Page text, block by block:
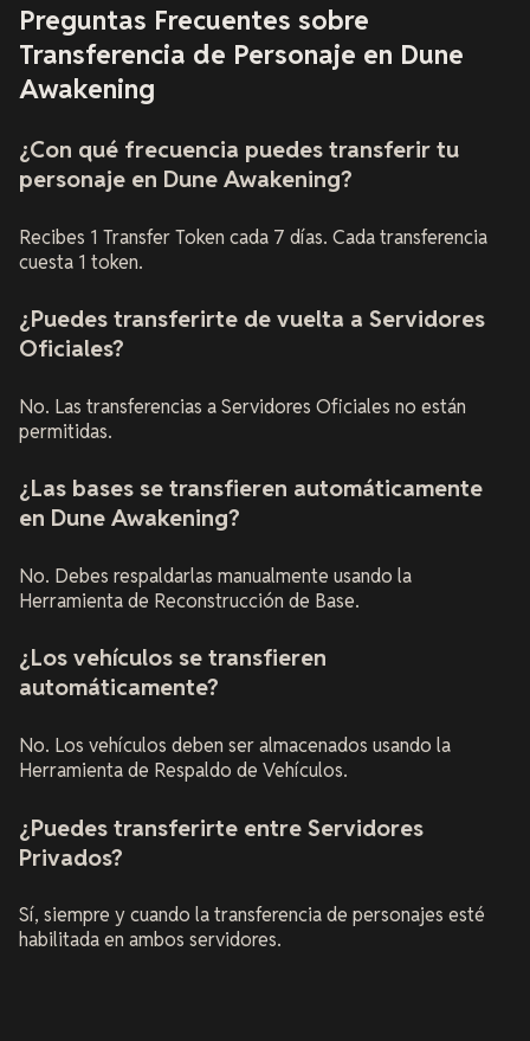
Preguntas Frecuentes sobre
Transferencia de Personaje en Dune
Awakening
¿Con qué frecuencia puedes transferir tu
personaje en Dune Awakening?
Recibes 1 Transfer Token cada 7 días. Cada transferencia
cuesta 1 token.
¿Puedes transferirte de vuelta a Servidores
Oficiales?
No. Las transferencias a Servidores Oficiales no están
permitidas.
¿Las bases se transfieren automáticamente
en Dune Awakening?
No. Debes respaldarlas manualmente usando la
Herramienta de Reconstrucción de Base.
¿Los vehículos se transfieren
automáticamente?
No. Los vehículos deben ser almacenados usando la
Herramienta de Respaldo de Vehículos.
¿Puedes transferirte entre Servidores
Privados?
Sí, siempre y cuando la transferencia de personajes esté
habilitada en ambos servidores.